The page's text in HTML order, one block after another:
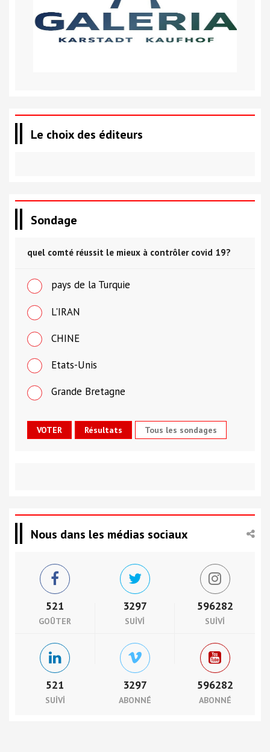
Le choix des éditeurs
Sondage
quel comté réussit le mieux à contrôler covid 19?
pays de la Turquie
L'IRAN
CHINE
Etats-Unis
Grande Bretagne
Tous les sondages
Nous dans les médias sociaux
521
GOÛTER
3297
SUIVI
596282
SUIVI
521
SUIVI
3297
ABONNÉ
596282
ABONNÉ